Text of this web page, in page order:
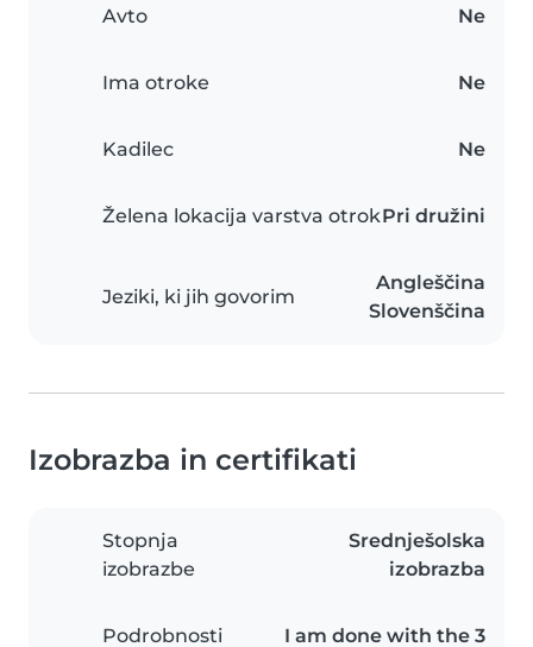
Avto Ne
Ima otroke Ne
Kadilec Ne
Želena lokacija varstva otrokPri družini
Jeziki, ki jih govorim
Angleščina
Slovenščina
Izobrazba in certifikati
Stopnja
izobrazbe
Srednješolska
izobrazba
Podrobnosti I am done with the 3